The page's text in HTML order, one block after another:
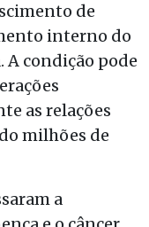
de
interno do
A condição pode
as relações
milhões de
a